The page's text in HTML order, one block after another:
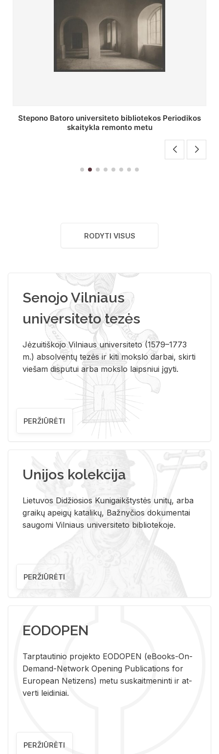
P. Smuglevičiaus salės lubų fragmentas prieš
restauravimą
RODYTI VISUS
Senojo Vilniaus
universiteto tezės
Jėzuitiškojo Vilniaus universiteto (1579–1773
m.) absolventų tezės ir kiti mokslo darbai, skirti
viešam disputui arba mokslo laipsniui įgyti.
PERŽIŪRĖTI
Unijos kolekcija
Lietuvos Didžiosios Kunigaikštystės unitų, arba
graikų apeigų katalikų, Bažnyčios dokumentai
saugomi Vilniaus universiteto bibliotekoje.
PERŽIŪRĖTI
EODOPEN
Tarp­tau­ti­nio pro­jek­to EO­DO­PEN (eBo­oks-On-
De­mand-Ne­twork Ope­ning Pub­li­ca­tions for
Eu­ro­pe­an Ne­ti­zens) metu su­skait­me­nin­ti ir at­
ver­ti lei­di­niai.
PERŽIŪRĖTI